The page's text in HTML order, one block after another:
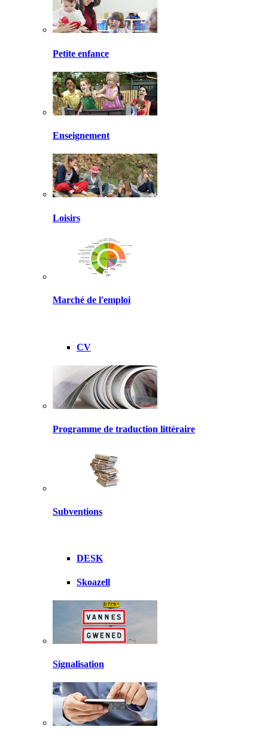
Petite enfance
Enseignement
Loisirs
Marché de l'emploi
CV
Programme de traduction littéraire
Subventions
DESK
Skoazell
Signalisation